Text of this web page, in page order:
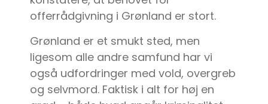
offerrådgivning i Grønland er stort.
Grønland er et smukt sted, men
ligesom alle andre samfund har vi
også udfordringer med vold, overgreb
og selvmord. Faktisk i alt for høj en